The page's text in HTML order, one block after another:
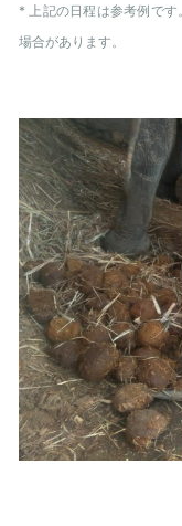
* 上記の日程は参考例で
場合があります。